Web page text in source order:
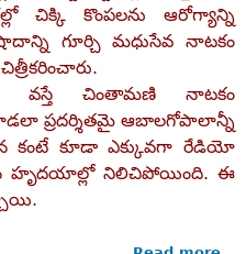
చిక్కి కొంపలను ఆరోగ్యాన్ని
గూర్చి మధుసేవ నాటకం
వస్తే చింతామణి నాటకం
ప్రదర్శితమై ఆబాలగోపాలాన్నీ
కంటే కూడా ఎక్కువగా రేడియో
హృదయాల్లో నిలిచిపోయింది. ఈ